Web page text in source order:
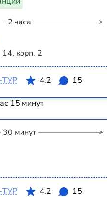
2 часа
корп. 2
4.2 15
15 минут
30 минут
4.2 15